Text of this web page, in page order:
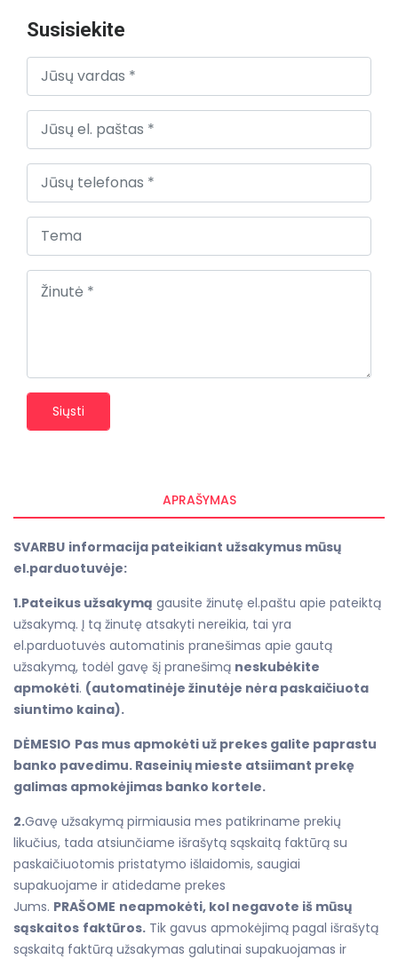
Susisiekite
Siųsti
APRAŠYMAS
SVARBU informacija pateikiant užsakymus mūsų
el.parduotuvėje:
1.Pateikus užsakymą gausite žinutę el.paštu apie pateiktą
užsakymą. Į tą žinutę atsakyti nereikia, tai yra
el.parduotuvės automatinis pranešimas apie gautą
užsakymą, todėl gavę šį pranešimą neskubėkite
apmokėti. (automatinėje žinutėje nėra paskaičiuota
siuntimo kaina).
DĖMESIO Pas mus apmokėti už prekes galite paprastu
banko pavedimu. Raseinių mieste atsiimant prekę
galimas apmokėjimas banko kortele.
2.Gavę užsakymą pirmiausia mes patikriname prekių
likučius, tada atsiunčiame išrašytą sąskaitą faktūrą su
paskaičiuotomis pristatymo išlaidomis, saugiai
supakuojame ir atidedame prekes
Jums. PRAŠOME neapmokėti, kol negavote iš mūsų
sąskaitos faktūros. Tik gavus apmokėjimą pagal išrašytą
sąskaitą faktūrą užsakymas galutinai supakuojamas ir